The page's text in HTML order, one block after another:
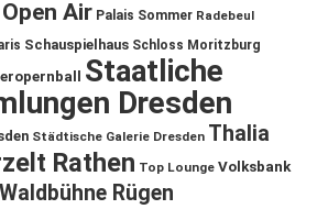
Open Air Palais Sommer Radebeul
Schauspielhaus Schloss Moritzburg
Staatliche
Dresden
Städtische Galerie Dresden Thalia
Rathen Top Lounge Volksbank
Waldbühne Rügen